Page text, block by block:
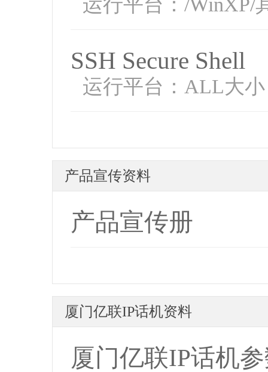
运行平台：/WinXP/
SSH Secure Shell
运行平台：ALL大
产品宣传资料
产品宣传册
厦门亿联IP话机资料
厦门亿联IP话机